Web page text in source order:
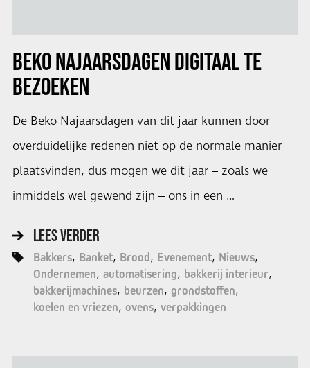
BEKO NAJAARSDAGEN DIGITAAL TE
BEZOEKEN
De Beko Najaarsdagen van dit jaar kunnen door
overduidelijke redenen niet op de normale manier
plaatsvinden, dus mogen we dit jaar – zoals we
inmiddels wel gewend zijn – ons in een …
LEES VERDER
Bakkers Banket Brood Evenement Nieuws
Ondernemen automatisering bakkerij interieur
bakkerijmachines beurzen grondstoffen
koelen en vriezen ovens verpakkingen